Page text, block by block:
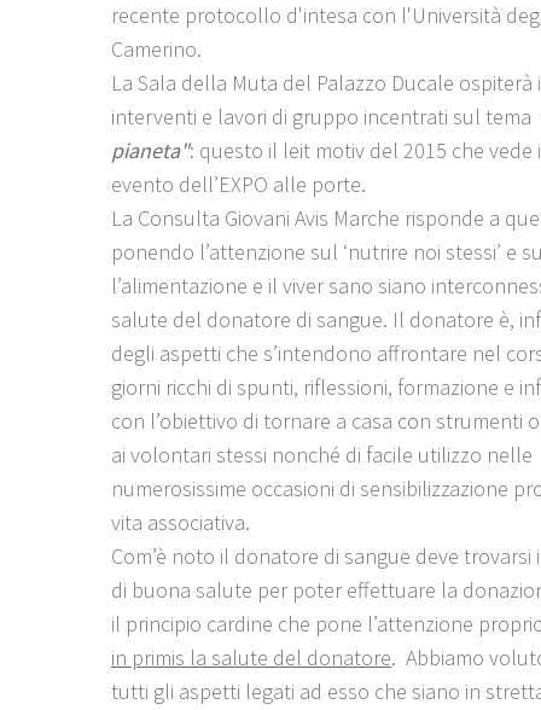
recente protocollo d'intesa con l'Università
Camerino.
La Sala della Muta del Palazzo Ducale ospiterà
interventi e lavori di gruppo incentrati sul tema
pianeta": questo il leit motiv del 2015 che vede
evento dell’EXPO alle porte.
La Consulta Giovani Avis Marche risponde a
ponendo l’attenzione sul ‘nutrire noi stessi’ e
l’alimentazione e il viver sano siano
salute del donatore di sangue. Il donatore è,
degli aspetti che s’intendono affrontare nel
giorni ricchi di spunti, riflessioni, formazione e
con l’obiettivo di tornare a casa con strumenti
ai volontari stessi nonché di facile utilizzo nelle
numerosissime occasioni di sensibilizzazione
vita associativa.
Com’è noto il donatore di sangue deve trovarsi
di buona salute per poter effettuare la
il principio cardine che pone l’attenzione
in primis la salute del donatore. Abbiamo
tutti gli aspetti legati ad esso che siano in